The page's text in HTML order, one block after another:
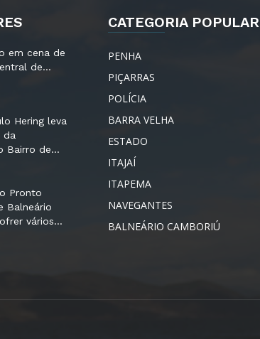
em cena de
de...
Hering leva
da
Bairro de...
Pronto
Balneário
vários...
CATEGORIA POPULAR
PENHA
PIÇARRAS
POLÍCIA
BARRA VELHA
ESTADO
ITAJAÍ
ITAPEMA
NAVEGANTES
BALNEÁRIO CAMBORIÚ